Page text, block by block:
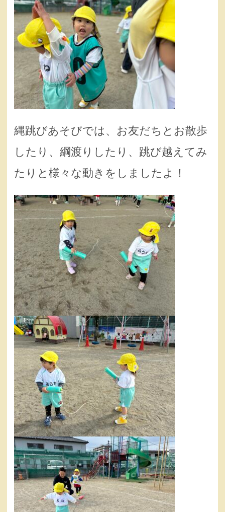
縄跳びあそびでは、お友だちとお散歩
したり、綱渡りしたり、跳び越えてみ
たりと様々な動きをしましたよ！